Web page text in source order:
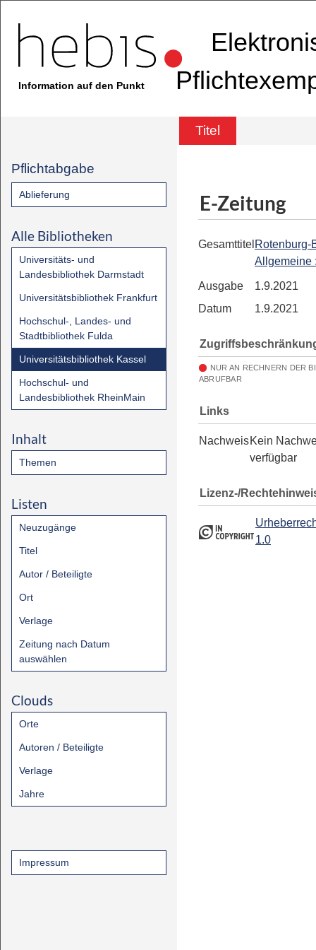
Information auf den Punkt
Titel
Pflichtabgabe
Ablieferung
Alle Bibliotheken
Universitäts- und
Landesbibliothek Darmstadt
Universitätsbibliothek Frankfurt
Hochschul-, Landes- und
Stadtbibliothek Fulda
Universitätsbibliothek Kassel
Hochschul- und
Landesbibliothek RheinMain
Inhalt
Themen
Listen
Neuzugänge
Titel
Autor / Beteiligte
Ort
Verlage
Zeitung nach Datum
auswählen
Clouds
Orte
Autoren / Beteiligte
Verlage
Jahre
Impressum
E-Zeitung
Gesamttitel Rotenburg-
Allgemeine
Ausgabe
1.9.2021
Datum
1.9.2021
NUR AN RECHNERN DER
ABRUFBAR
Links
NachweisKein
verfügbar
Lizenz-/
1.0